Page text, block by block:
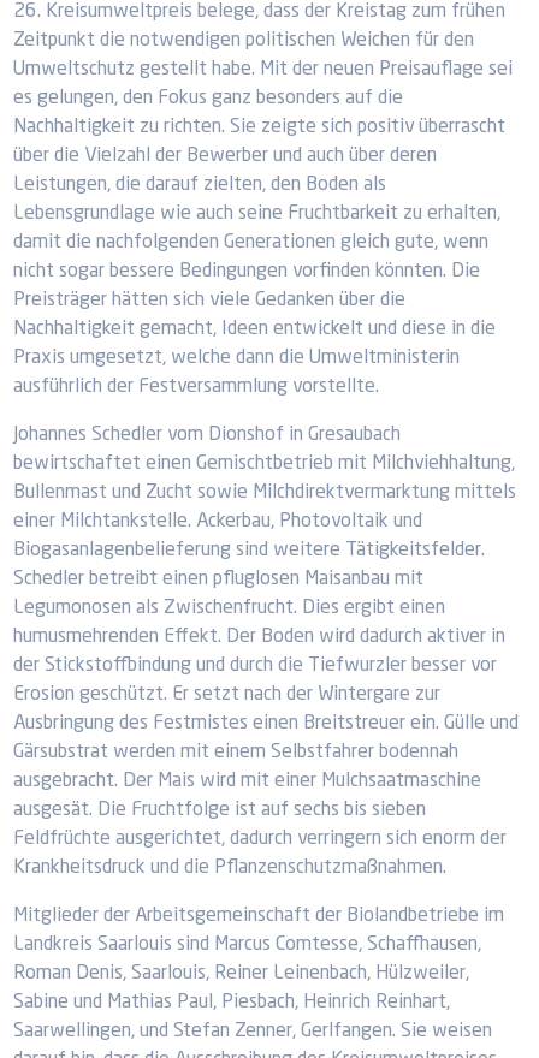
26. Kreisumweltpreis belege, dass der Kreistag zum frühen
Zeitpunkt die notwendigen politischen Weichen für den
Umweltschutz gestellt habe. Mit der neuen Preisauflage sei
es gelungen, den Fokus ganz besonders auf die
Nachhaltigkeit zu richten. Sie zeigte sich positiv überrascht
über die Vielzahl der Bewerber und auch über deren
Leistungen, die darauf zielten, den Boden als
Lebensgrundlage wie auch seine Fruchtbarkeit zu erhalten,
damit die nachfolgenden Generationen gleich gute, wenn
nicht sogar bessere Bedingungen vorfinden könnten. Die
Preisträger hätten sich viele Gedanken über die
Nachhaltigkeit gemacht, Ideen entwickelt und diese in die
Praxis umgesetzt, welche dann die Umweltministerin
ausführlich der Festversammlung vorstellte.
Johannes Schedler vom Dionshof in Gresaubach
bewirtschaftet einen Gemischtbetrieb mit Milchviehhaltung,
Bullenmast und Zucht sowie Milchdirektvermarktung mittels
einer Milchtankstelle. Ackerbau, Photovoltaik und
Biogasanlagenbelieferung sind weitere Tätigkeitsfelder.
Schedler betreibt einen pfluglosen Maisanbau mit
Legumonosen als Zwischenfrucht. Dies ergibt einen
humusmehrenden Effekt. Der Boden wird dadurch aktiver in
der Stickstoffbindung und durch die Tiefwurzler besser vor
Erosion geschützt. Er setzt nach der Wintergare zur
Ausbringung des Festmistes einen Breitstreuer ein. Gülle und
Gärsubstrat werden mit einem Selbstfahrer bodennah
ausgebracht. Der Mais wird mit einer Mulchsaatmaschine
ausgesät. Die Fruchtfolge ist auf sechs bis sieben
Feldfrüchte ausgerichtet, dadurch verringern sich enorm der
Krankheitsdruck und die Pflanzenschutzmaßnahmen.
Mitglieder der Arbeitsgemeinschaft der Biolandbetriebe im
Landkreis Saarlouis sind Marcus Comtesse, Schaffhausen,
Roman Denis, Saarlouis, Reiner Leinenbach, Hülzweiler,
Sabine und Mathias Paul, Piesbach, Heinrich Reinhart,
Saarwellingen, und Stefan Zenner, Gerlfangen. Sie weisen